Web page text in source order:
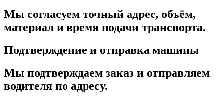
Мы согласуем точный адрес, объём,
материал и время подачи транспорта.
Подтверждение и отправка машины
Мы подтверждаем заказ и отправляем
водителя по адресу.